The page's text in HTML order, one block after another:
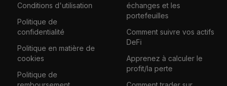
Conditions d'utilisation
Politique de
confidentialité
Politique en matière de
cookies
Politique de
échanges et les
portefeuilles
Comment suivre vos actifs
DeFi
Apprenez à calculer le
profit/la perte